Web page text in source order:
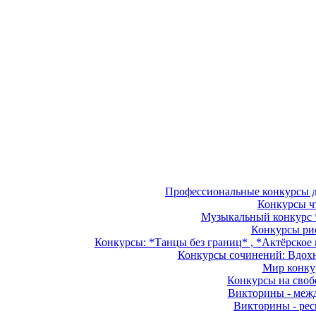
Профессиональные конкурсы
Конкурсы
Музыкальный конкурс
Конкурсы
Конкурсы: *Танцы без границ* , *Актёрское
Конкурсы сочинений:
Мир
Конкурсы на
Викторины -
Викторины -